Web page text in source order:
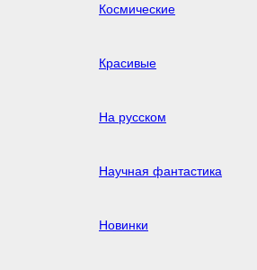
Космические
Красивые
На русском
Научная фантастика
Новинки